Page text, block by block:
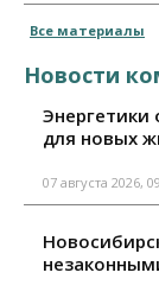
Все материалы
Новости
для новых
07 августа 2026,